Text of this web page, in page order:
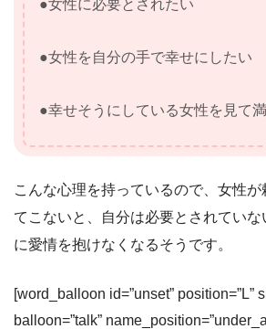
●女性に必要とされたい
●女性を自分の手で幸せにしたい
●幸せそうにしている女性を見て
こんな心理を持っているので、女性
てこないと、自分は必要とされてい
に愛情を抱けなくなるそうです。
[word_balloon id=”unset” position=”L”
balloon=”talk”